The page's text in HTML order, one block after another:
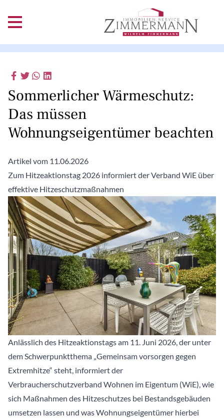
Sommerlicher Wärmeschutz:
Das müssen
Wohnungseigentümer beachten
Artikel vom 11.06.2026
Zum Hitzeaktionstag 2026 informiert der Verband WiE über
effektive Hitzeschutzmaßnahmen
Anlässlich des Hitzeaktionstags am 11. Juni 2026, der unter
dem Schwerpunktthema „Gemeinsam vorsorgen gegen
Extremhitze“ steht, informiert der
Verbraucherschutzverband Wohnen im Eigentum (WiE), wie
sich Maßnahmen des Hitzeschutzes bei Bestandsgebäuden
umsetzen lassen und was Wohnungseigentümer hierbei